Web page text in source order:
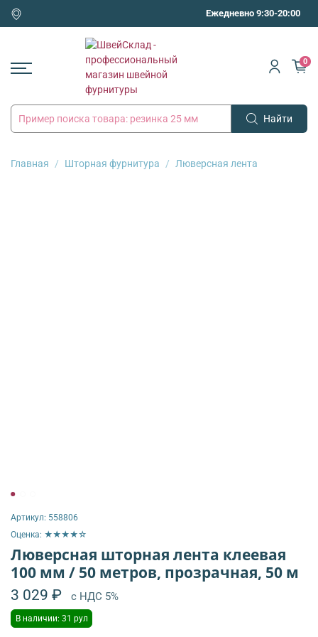
Ежедневно 9:30-20:00
Найти
0
Главная Шторная фурнитура Люверсная лента
Артикул: 558806
Оценка: ★★★★☆
Люверсная шторная лента клеевая
100 мм / 50 метров, прозрачная, 50 м
3 029 ₽ с НДС 5%
В наличии: 31 рул